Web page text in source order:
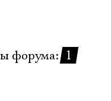
форума: 1
Ознакомиться